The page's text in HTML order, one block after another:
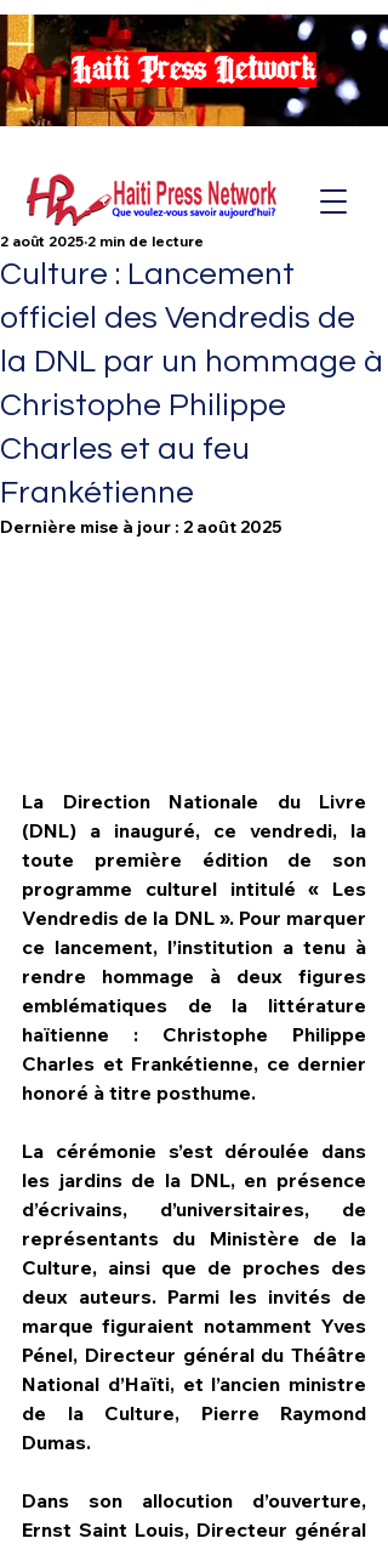
Haiti Press Network
HPN Live
Culture : Lancement
officiel des Vendredis de
la DNL par un hommage à
Christophe Philippe
Charles et au feu
Frankétienne
2 août 2025 2 min de lecture
Dernière mise à jour : 2 août 2025
La Direction Nationale du Livre
(DNL) a inauguré, ce vendredi, la
toute première édition de son
programme culturel intitulé « Les
Vendredis de la DNL ». Pour marquer
ce lancement, l’institution a tenu à
rendre hommage à deux figures
emblématiques de la littérature
haïtienne : Christophe Philippe
Charles et Frankétienne, ce dernier
honoré à titre posthume.
La cérémonie s’est déroulée dans
les jardins de la DNL, en présence
d’écrivains, d’universitaires, de
représentants du Ministère de la
Culture, ainsi que de proches des
deux auteurs. Parmi les invités de
marque figuraient notamment Yves
Pénel, Directeur général du Théâtre
National d’Haïti, et l’ancien ministre
de la Culture, Pierre Raymond
Dumas.
Dans son allocution d’ouverture,
Ernst Saint Louis, Directeur général